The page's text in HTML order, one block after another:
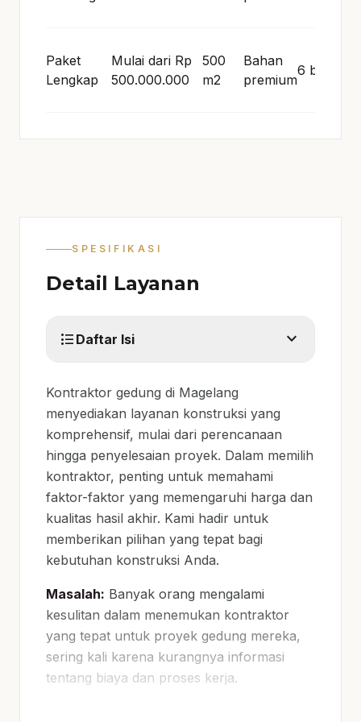
Paket
Lengkap
Mulai dari Rp
500.000.000
500
m2
Bahan
premium
6 bulan
SPESIFIKASI
Detail Layanan
format_list_bulleted Daftar Isi expand_more
Kontraktor gedung di Magelang
menyediakan layanan konstruksi yang
komprehensif, mulai dari perencanaan
hingga penyelesaian proyek. Dalam memilih
kontraktor, penting untuk memahami
faktor-faktor yang memengaruhi harga dan
kualitas hasil akhir. Kami hadir untuk
memberikan pilihan yang tepat bagi
kebutuhan konstruksi Anda.
Masalah: Banyak orang mengalami
kesulitan dalam menemukan kontraktor
yang tepat untuk proyek gedung mereka,
sering kali karena kurangnya informasi
tentang biaya dan proses kerja.